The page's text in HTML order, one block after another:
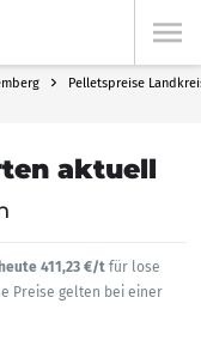
Pelletspreise
aktuell
heute 411,23 €/t für lose
Preise gelten bei einer